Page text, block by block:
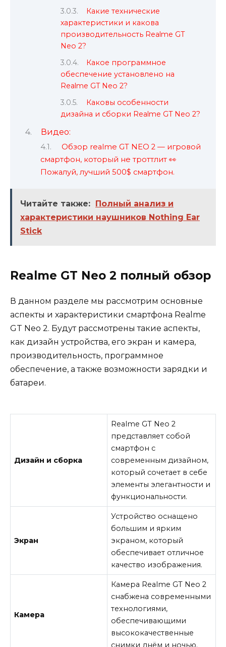
Какие технические
характеристики и какова
производительность Realme GT
Neo 2?
Какое программное
обеспечение установлено на
Realme GT Neo 2?
Каковы особенности
дизайна и сборки Realme GT Neo 2?
Видео:
Обзор realme GT NEO 2 — игровой
смартфон, который не троттлит 👀
Пожалуй, лучший 500$ смартфон.
Читайте также: Полный анализ и
характеристики наушников Nothing Ear
Stick
Realme GT Neo 2 полный обзор
В данном разделе мы рассмотрим основные
аспекты и характеристики смартфона Realme
GT Neo 2. Будут рассмотрены такие аспекты,
как дизайн устройства, его экран и камера,
производительность, программное
обеспечение, а также возможности зарядки и
батареи.
Дизайн и сборка
Realme GT Neo 2
представляет собой
смартфон с
современным дизайном,
который сочетает в себе
элементы элегантности и
функциональности.
Экран
Устройство оснащено
большим и ярким
экраном, который
обеспечивает отличное
качество изображения.
Камера
Камера Realme GT Neo 2
снабжена современными
технологиями,
обеспечивающими
высококачественные
снимки днём и ночью.